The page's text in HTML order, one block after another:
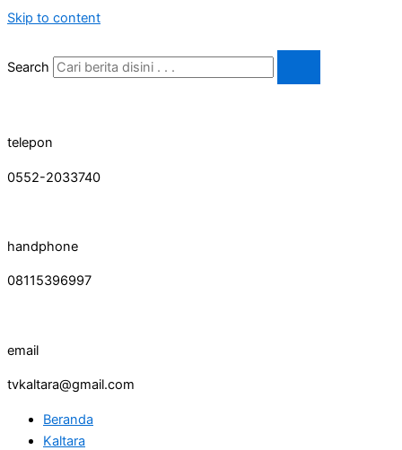
Skip to content
Search
telepon
0552-2033740
handphone
08115396997
email
tvkaltara@gmail.com
Beranda
Kaltara